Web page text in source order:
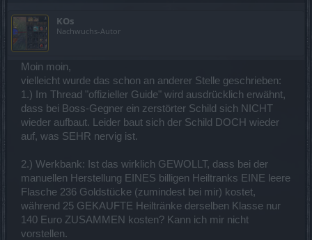
KOs
Nachwuchs-Autor
Moin moin,
vielleicht wurde das schon an anderer Stelle geschrieben:
1.) Im Thread "offizieller Guide" wird ausdrücklich erwähnt,
dass bei Boss-Gegner ein zerstörter Schild sich NICHT
wieder aufbaut. Leider baut sich der Schild DOCH wieder
auf, was SEHR nervig ist.
2.) Werkbank: Ist das wirklich GEWOLLT, dass bei der
manuellen Herstellung EINES billigen Heiltranks EINE leere
Flasche 236 Goldstücke (zumindest bei mir) kostet,
während 25 GEKAUFTE Heiltränke derselben Klasse nur
140 Euro ZUSAMMEN kosten? Kann ich mir nicht
vorstellen.